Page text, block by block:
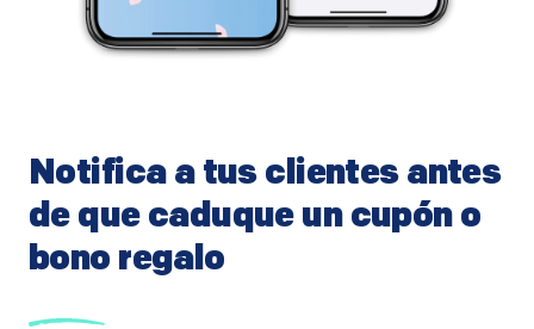
Notifica a tus clientes antes
de que caduque un cupón o
bono regalo